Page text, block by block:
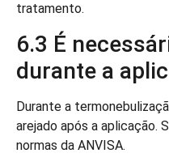
tratamento.
6.3 É
durante a
Durante a
arejado após a aplicação.
normas da ANVISA.